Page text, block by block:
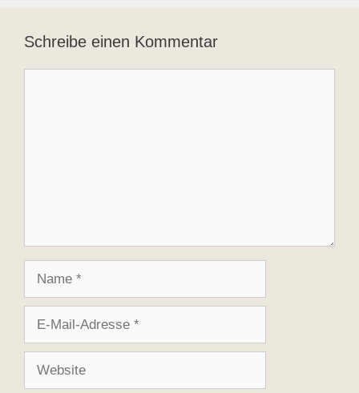
Schreibe einen Kommentar
Adresse